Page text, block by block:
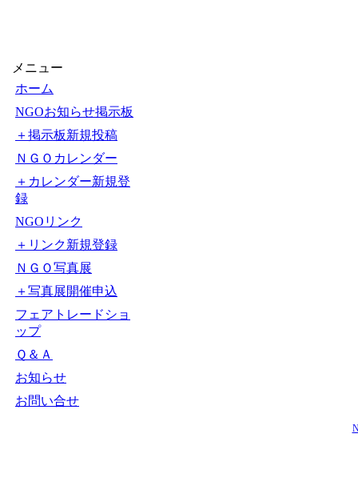
メニュー
ホーム
NGOお知らせ掲示板
＋掲示板新規投稿
ＮＧＯカレンダー
＋カレンダー新規登
録
NGOリンク
＋リンク新規登録
ＮＧＯ写真展
＋写真展開催申込
フェアトレードショ
ップ
Ｑ＆Ａ
お知らせ
お問い合せ